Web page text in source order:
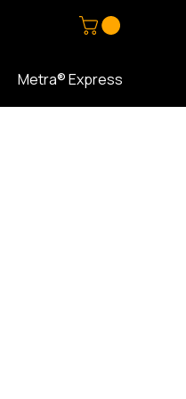
Metra® Express